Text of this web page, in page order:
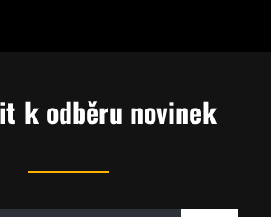
k odběru novinek